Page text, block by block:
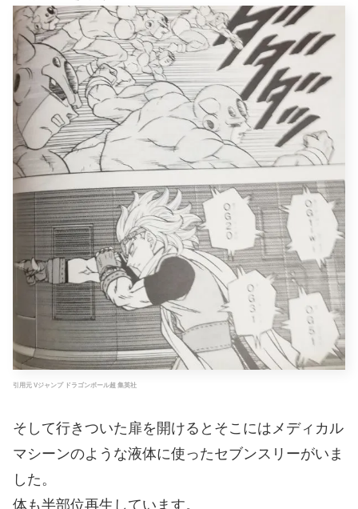
引用元 Vジャンプ ドラゴンボール超 集英社
そして行きついた扉を開けるとそこにはメディカル
マシーンのような液体に使ったセブンスリーがいま
した。
体も半部位再生しています。